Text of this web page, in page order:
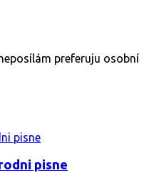
preferuju osobní
pisne